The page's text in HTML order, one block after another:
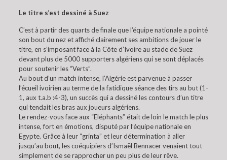
Le titre s’est dessiné à Suez
C’est à partir des quarts de finale que l’équipe nationale a pointé
son bout du nez et affiché clairement ses ambitions de jouer le
titre, en s’imposant face à la Côte d’Ivoire au stade de Suez
devant plus de 5000 supporters algériens qui se sont déplacés
pour soutenir les “Verts”.
Au bout d’un match intense, l’Algérie est parvenue à passer
l’écueil ivoirien au terme de la fatidique séance des tirs au but (1-
1, aux t.a.b :4-3), un succès qui a dessiné les contours d’un titre
qui tendait les bras aux joueurs algériens.
Le rendez-vous face aux “Eléphants” était de loin le match le plus
intense, fort en émotions, disputé par l’équipe nationale en
Egypte. Grâce à leur “grinta” et leur détermination à aller
jusqu’au bout, les coéquipiers d’Ismaël Bennacer venaient tout
simplement de se rapprocher un peu plus de leur rêve.